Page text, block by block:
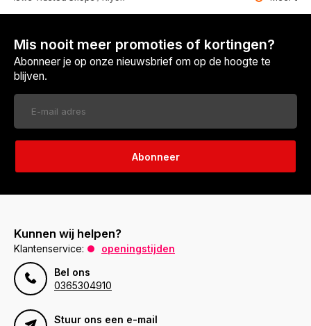
Mis nooit meer promoties of kortingen?
Abonneer je op onze nieuwsbrief om op de hoogte te
blijven.
Abonneer
Kunnen wij helpen?
Klantenservice:
openingstijden
Bel ons
0365304910
Stuur ons een e-mail